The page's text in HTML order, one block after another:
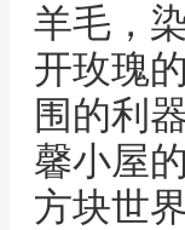
羊毛，
开玫瑰
围的利
馨小屋
方块世